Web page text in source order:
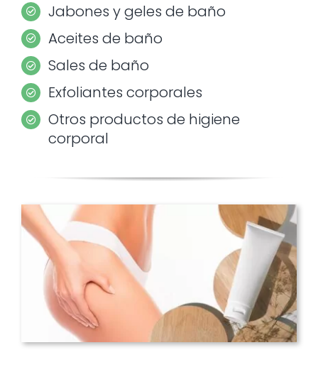
Jabones y geles de baño
Aceites de baño
Sales de baño
Exfoliantes corporales
Otros productos de higiene
corporal